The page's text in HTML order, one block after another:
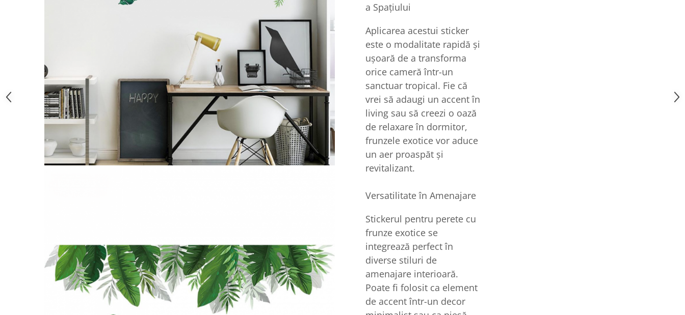
a Spațiului
Aplicarea acestui sticker
este o modalitate rapidă și
ușoară de a transforma
orice cameră într-un
sanctuar tropical. Fie că
vrei să adaugi un accent în
living sau să creezi o oază
de relaxare în dormitor,
frunzele exotice vor aduce
un aer proaspăt și
revitalizant.
Versatilitate în Amenajare
Stickerul pentru perete cu
frunze exotice se
integrează perfect în
diverse stiluri de
amenajare interioară.
Poate fi folosit ca element
de accent într-un decor